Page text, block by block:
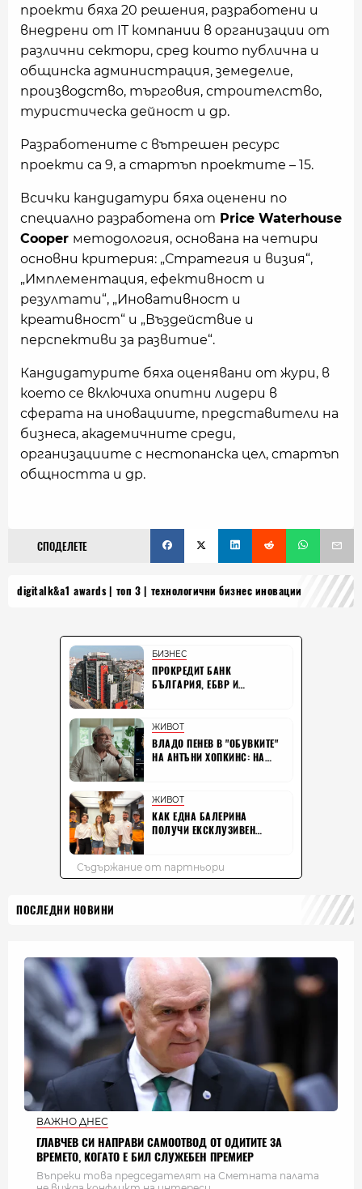
проекти бяха 20 решения, разработени и
внедрени от IT компании в организации от
различни сектори, сред които публична и
общинска администрация, земеделие,
производство, търговия, строителство,
туристическа дейност и др.
Разработените с вътрешен ресурс
проекти са 9, а стартъп проектите – 15.
Всички кандидатури бяха оценени по
специално разработена от Price Waterhouse
Cooper методология, основана на четири
основни критерия: „Стратегия и визия“,
„Имплементация, ефективност и
резултати“, „Иновативност и
креативност“ и „Въздействие и
перспективи за развитие“.
Кандидатурите бяха оценявани от жури, в
което се включиха опитни лидери в
сферата на иновациите, представители на
бизнеса, академичните среди,
организациите с нестопанска цел, стартъп
общността и др.
СПОДЕЛЕТЕ
digitalk&a1 awards топ 3 технологични бизнес иновации
ПОСЛЕДНИ НОВИНИ
ВАЖНО ДНЕС
ГЛАВЧЕВ СИ НАПРАВИ САМООТВОД ОТ ОДИТИТЕ ЗА
ВРЕМЕТО, КОГАТО Е БИЛ СЛУЖЕБЕН ПРЕМИЕР
Въпреки това председателят на Сметната палата